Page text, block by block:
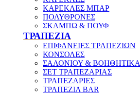
ΚΑΡΕΚΛΕΣ ΜΠΑΡ
ΠΟΛΥΘΡΟΝΕΣ
ΣΚΑΜΠΩ & ΠΟΥΦ
ΤΡΑΠΕΖΙΑ
ΕΠΙΦΑΝΕΙΕΣ ΤΡΑΠΕΖΙΩΝ
ΚΟΝΣΟΛΕΣ
ΣΑΛΟΝΙΟΥ & ΒΟΗΘΗΤΙΚΑ
ΣΕΤ ΤΡΑΠΕΖΑΡΙΑΣ
ΤΡΑΠΕΖΑΡΙΕΣ
ΤΡΑΠΕΖΙΑ BAR